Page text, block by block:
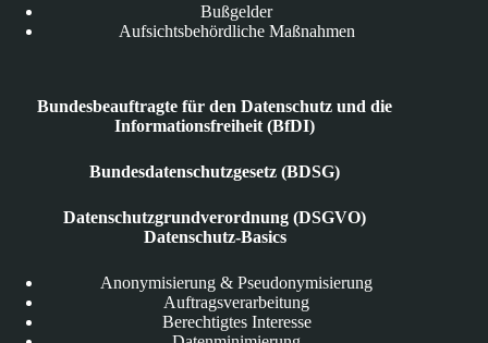
Bußgelder
Aufsichtsbehördliche Maßnahmen
Bundesbeauftragte für den Datenschutz und die
Informationsfreiheit (BfDI)
Bundesdatenschutzgesetz (BDSG)
Datenschutzgrundverordnung (DSGVO)
Datenschutz-Basics
Anonymisierung & Pseudonymisierung
Auftragsverarbeitung
Berechtigtes Interesse